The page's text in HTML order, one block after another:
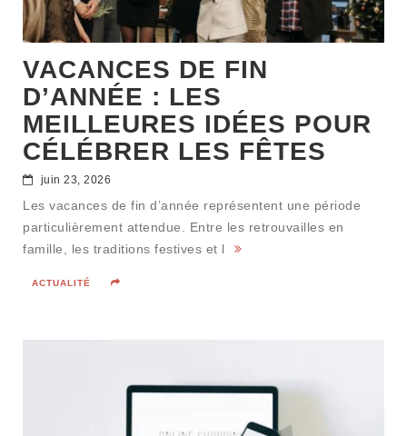
VACANCES DE FIN
D’ANNÉE : LES
MEILLEURES IDÉES POUR
CÉLÉBRER LES FÊTES
juin 23, 2026
Les vacances de fin d’année représentent une période
particulièrement attendue. Entre les retrouvailles en
famille, les traditions festives et l
ACTUALITÉ